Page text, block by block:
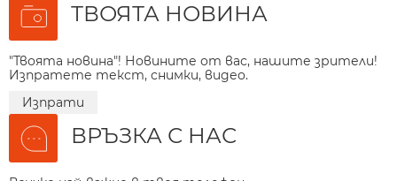
ТВОЯТА НОВИНА
"Твоята новина"! Новините от вас, нашите зрители!
Изпратете текст, снимки, видео.
Изпрати
ВРЪЗКА С НАС